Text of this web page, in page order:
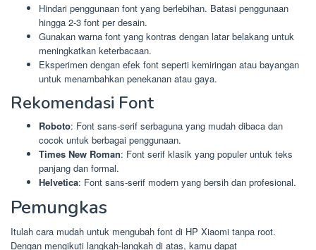
Hindari penggunaan font yang berlebihan. Batasi penggunaan
hingga 2-3 font per desain.
Gunakan warna font yang kontras dengan latar belakang untuk
meningkatkan keterbacaan.
Eksperimen dengan efek font seperti kemiringan atau bayangan
untuk menambahkan penekanan atau gaya.
Rekomendasi Font
Roboto: Font sans-serif serbaguna yang mudah dibaca dan
cocok untuk berbagai penggunaan.
Times New Roman: Font serif klasik yang populer untuk teks
panjang dan formal.
Helvetica: Font sans-serif modern yang bersih dan profesional.
Pemungkas
Itulah cara mudah untuk mengubah font di HP Xiaomi tanpa root.
Dengan mengikuti langkah-langkah di atas, kamu dapat